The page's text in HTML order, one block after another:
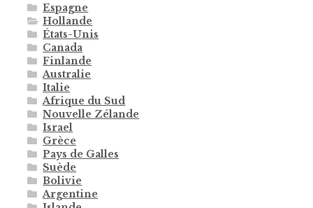
Espagne
Hollande
États-Unis
Canada
Finlande
Australie
Italie
Afrique du Sud
Nouvelle Zélande
Israel
Grèce
Pays de Galles
Suède
Bolivie
Argentine